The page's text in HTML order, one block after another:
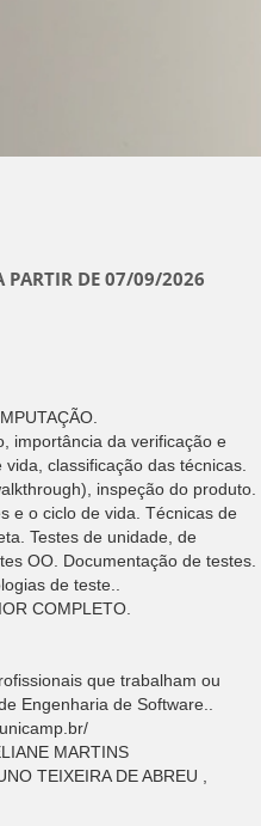
PARTIR DE 07/09/2026
importância da verificação e
classificação das técnicas.
inspeção do produto.
e o ciclo de vida. Técnicas de
Testes de unidade, de
OO. Documentação de testes.
de teste..
COMPLETO.
que trabalham ou
Engenharia de Software..
MARTINS
TEIXEIRA DE ABREU ,